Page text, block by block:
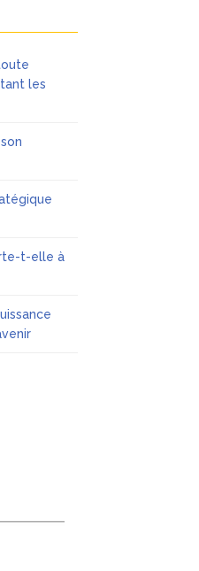
les
t-elle à